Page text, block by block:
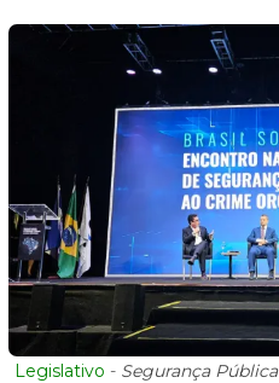
Legislativo - Segurança Pública